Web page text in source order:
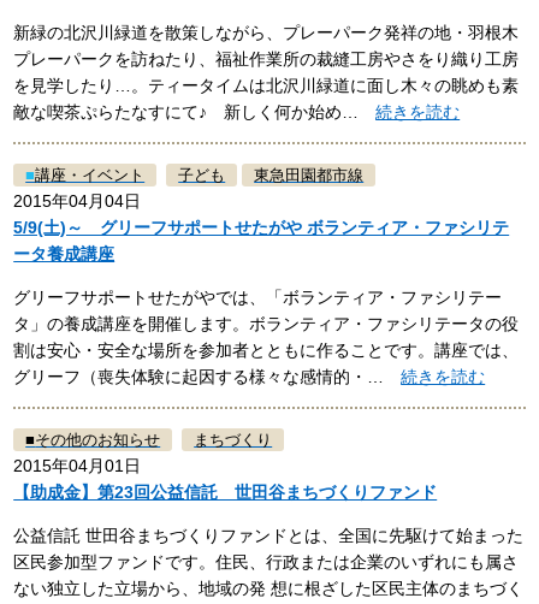
新緑の北沢川緑道を散策しながら、プレーパーク発祥の地・羽根木
プレーパークを訪ねたり、福祉作業所の裁縫工房やさをり織り工房
を見学したり…。ティータイムは北沢川緑道に面し木々の眺めも素
敵な喫茶ぷらたなすにて♪ 新しく何か始め…続きを読む
■講座・イベント 子ども 東急田園都市線
2015年04月04日
5/9(土)～ グリーフサポートせたがや ボランティア・ファシリテ
ータ養成講座
グリーフサポートせたがやでは、「ボランティア・ファシリテー
タ」の養成講座を開催します。ボランティア・ファシリテータの役
割は安心・安全な場所を参加者とともに作ることです。講座では、
グリーフ（喪失体験に起因する様々な感情的・…続きを読む
■その他のお知らせ まちづくり
2015年04月01日
【助成金】第23回公益信託 世田谷まちづくりファンド
公益信託 世田谷まちづくりファンドとは、全国に先駆けて始まった
区民参加型ファンドです。住民、行政または企業のいずれにも属さ
ない独立した立場から、地域の発 想に根ざした区民主体のまちづく